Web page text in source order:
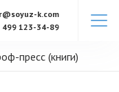
k.com
499 123-34-89
пресс (книги)